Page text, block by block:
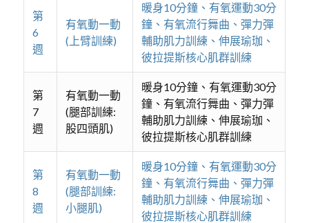
第
6
週
有氧動一動
(上臂訓練)
暖身10分鐘、有氧運動30分
鐘、有氧流行舞曲、彈力彈
輔助肌力訓練、伸展瑜珈、
彼拉提斯核心肌群訓練
第
7
週
有氧動一動
(腿部訓練:
股四頭肌)
暖身10分鐘、有氧運動30分
鐘、有氧流行舞曲、彈力彈
輔助肌力訓練、伸展瑜珈、
彼拉提斯核心肌群訓練
第
8
週
有氧動一動
(腿部訓練:
小腿肌)
暖身10分鐘、有氧運動30分
鐘、有氧流行舞曲、彈力彈
輔助肌力訓練、伸展瑜珈、
彼拉提斯核心肌群訓練